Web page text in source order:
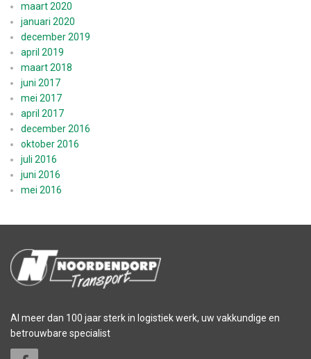
maart 2020
januari 2020
december 2019
april 2019
maart 2018
juni 2017
mei 2017
april 2017
december 2016
oktober 2016
juli 2016
juni 2016
mei 2016
Al meer dan 100 jaar sterk in logistiek werk, uw vakkundige en
betrouwbare specialist